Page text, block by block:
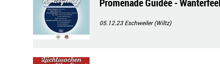
05.12.23Eschweiler (Wiltz)